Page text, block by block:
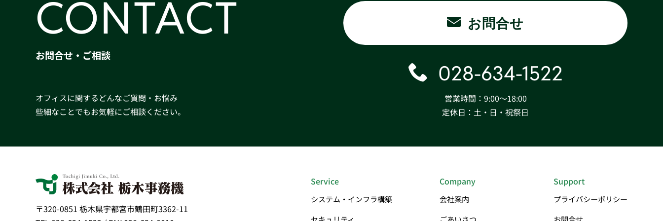
CONTACT
お問合せ・ご相談
オフィスに関するどんなご質問・お悩み
些細なことでもお気軽にご相談ください。
お問合せ
028-634-1522
営業時間：9:00〜18:00
定休日：土・日・祝祭日
〒320-0851 栃木県宇都宮市鶴田町3362-11
Service
システム・インフラ構築
Company
会社案内
Support
プライバシーポリシー